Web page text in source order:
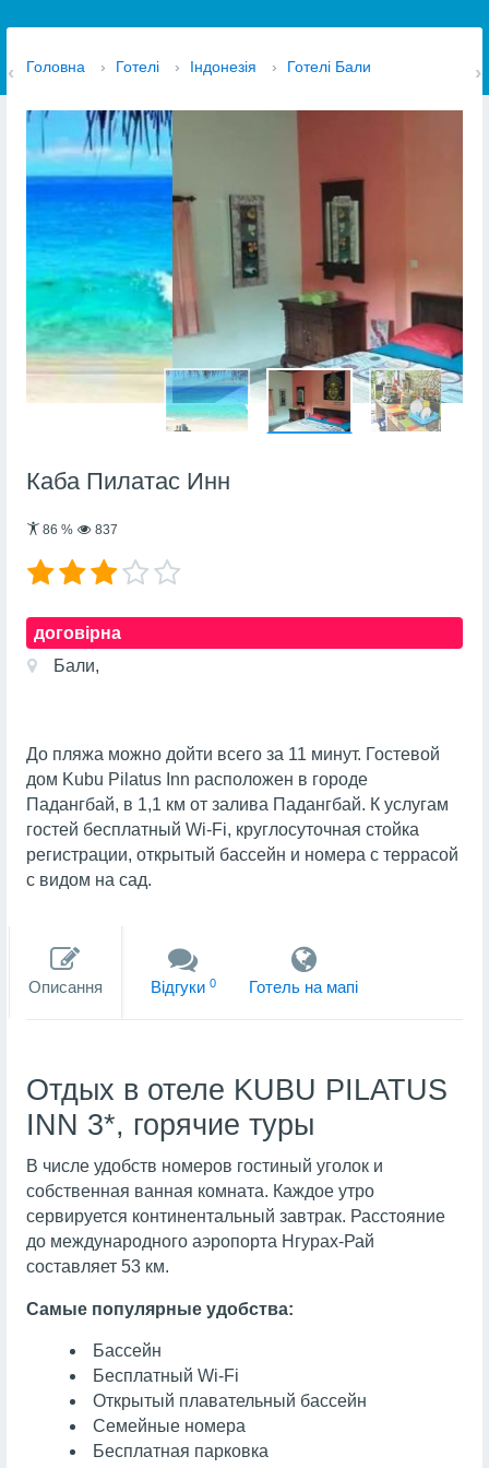
Головна › Готелі › Індонезія › Готелі Бали
Каба Пилатас Инн
86 % 837
договірна
Бали,
До пляжа можно дойти всего за 11 минут. Гостевой
дом Kubu Pilatus Inn расположен в городе
Падангбай, в 1,1 км от залива Падангбай. К услугам
гостей бесплатный Wi-Fi, круглосуточная стойка
регистрации, открытый бассейн и номера с террасой
с видом на сад.
Описання Вiдгуки 0 Готель на мапi
Отдых в отеле KUBU PILATUS
INN 3*, горячие туры
В числе удобств номеров гостиный уголок и
собственная ванная комната. Каждое утро
сервируется континентальный завтрак. Расстояние
до международного аэропорта Нгурах-Рай
составляет 53 км.
Самые популярные удобства:
Бассейн
Бесплатный Wi-Fi
Открытый плавательный бассейн
Семейные номера
Бесплатная парковка